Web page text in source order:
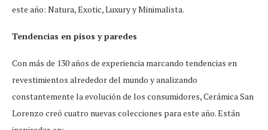
este año: Natura, Exotic, Luxury y Minimalista.
Tendencias en pisos y paredes
Con más de 130 años de experiencia marcando tendencias en
revestimientos alrededor del mundo y analizando
constantemente la evolución de los consumidores, Cerámica San
Lorenzo creó cuatro nuevas colecciones para este año. Están